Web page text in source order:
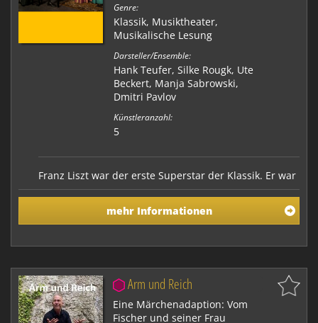
Genre:
Klassik, Musiktheater,
Musikalische Lesung
Darsteller/Ensemble:
Hank Teufer, Silke Rougk, Ute
Beckert, Manja Sabrowski,
Dmitri Pavlov
Künstleranzahl:
5
Franz Liszt war der erste Superstar der Klassik. Er war
ein Universalgenie und Frauenschwarm, als Pianist
Seines Könnens war sich Liszt durchaus bewusst und
behauptete von sich selbst: "Das Konzert bin ich". Und
mehr Informationen
Arm und Reich
Eine Märchenadaption: Vom
Fischer und seiner Frau